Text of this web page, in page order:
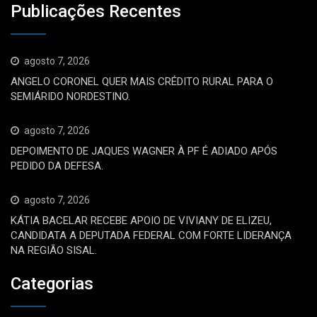
Publicações Recentes
agosto 7, 2026
ANGELO CORONEL QUER MAIS CRÉDITO RURAL PARA O
SEMIÁRIDO NORDESTINO.
agosto 7, 2026
DEPOIMENTO DE JAQUES WAGNER À PF É ADIADO APÓS
PEDIDO DA DEFESA.
agosto 7, 2026
KÁTIA BACELAR RECEBE APOIO DE VIVIANY DE ELIZEU,
CANDIDATA A DEPUTADA FEDERAL COM FORTE LIDERANÇA
NA REGIÃO SISAL.
Categorias